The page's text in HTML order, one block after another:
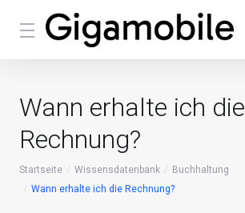
Wann erhalte ich die
Rechnung?
Startseite Wissensdatenbank
Buchhaltung
Wann erhalte ich die Rechnung?